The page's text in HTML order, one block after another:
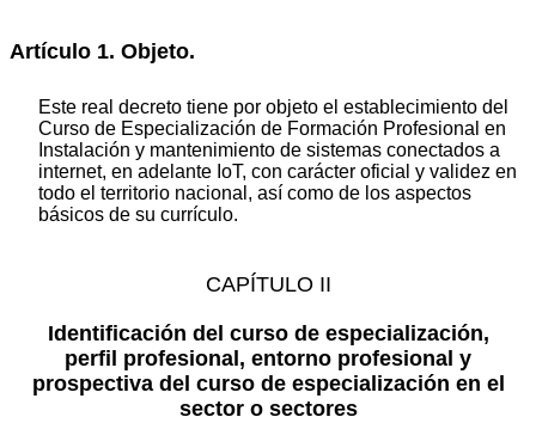
Artículo 1. Objeto.
Este real decreto tiene por objeto el establecimiento del
Curso de Especialización de Formación Profesional en
Instalación y mantenimiento de sistemas conectados a
internet, en adelante IoT, con carácter oficial y validez en
todo el territorio nacional, así como de los aspectos
básicos de su currículo.
CAPÍTULO II
Identificación del curso de especialización,
perfil profesional, entorno profesional y
prospectiva del curso de especialización en el
sector o sectores